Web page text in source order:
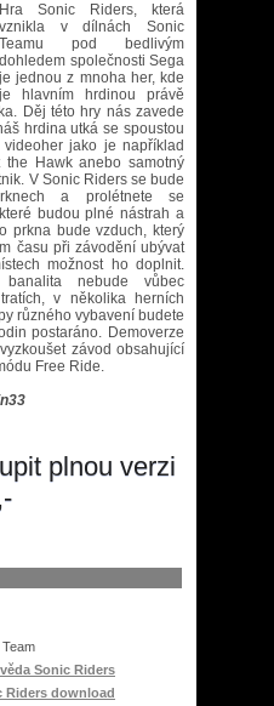
Hra Sonic Riders, která
vznikla v dílnách Sonic
Teamu pod bedlivým
dohledem společnosti Sega
je jednou z mnoha her, kde
je hlavním hrdinou právě
Děj této hry nás zavede
hrdina utká se spoustou
jako je například
the Hawk anebo samotný
V Sonic Riders se bude
a prolétnete se
budou plné nástrah a
prkna bude vzduch, který
času při závodění ubývat
možnost ho doplnit.
nebude vůbec
v několika herních
různého vybavení budete
postaráno. Demoverze
závod obsahující
Free Ride.
plnou verzi
Sonic Riders
Riders download